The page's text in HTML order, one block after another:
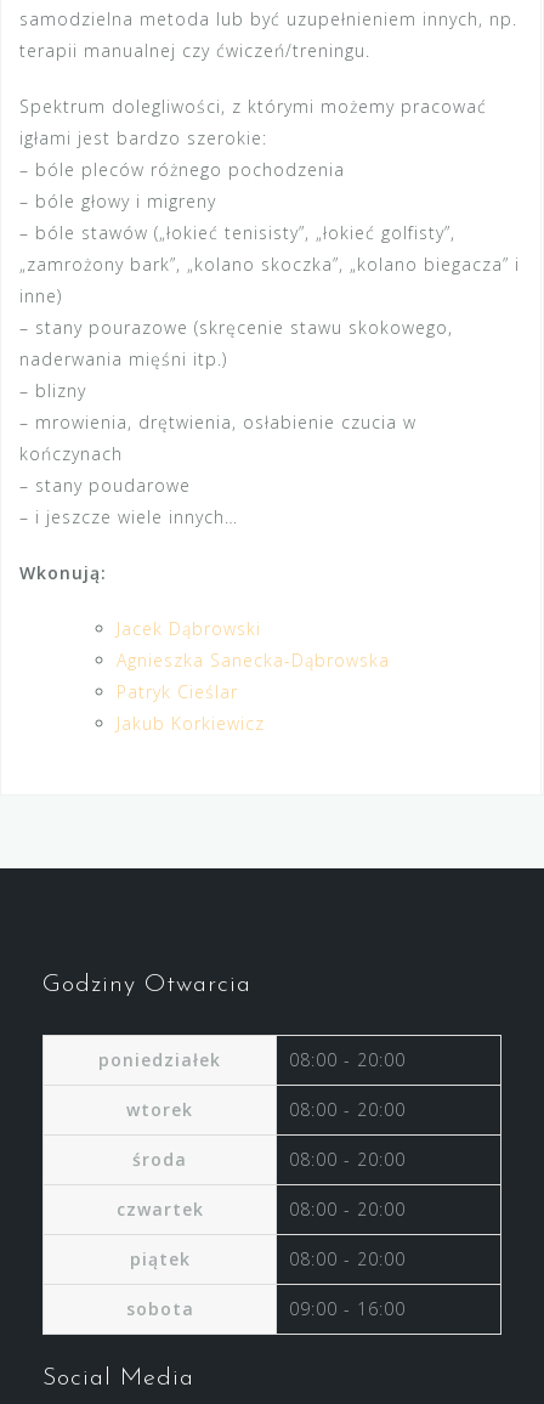
samodzielna metoda lub być uzupełnieniem innych, np.
terapii manualnej czy ćwiczeń/treningu.
Spektrum dolegliwości, z którymi możemy pracować
igłami jest bardzo szerokie:
– bóle pleców różnego pochodzenia
– bóle głowy i migreny
– bóle stawów („łokieć tenisisty”, „łokieć golfisty”,
„zamrożony bark”, „kolano skoczka”, „kolano biegacza” i
inne)
– stany pourazowe (skręcenie stawu skokowego,
naderwania mięśni itp.)
– blizny
– mrowienia, drętwienia, osłabienie czucia w
kończynach
– stany poudarowe
– i jeszcze wiele innych…
Wkonują:
Jacek Dąbrowski
Agnieszka Sanecka-Dąbrowska
Patryk Cieślar
Jakub Korkiewicz
Godziny Otwarcia
poniedziałek 08:00 - 20:00
wtorek 08:00 - 20:00
środa 08:00 - 20:00
czwartek 08:00 - 20:00
piątek 08:00 - 20:00
sobota 09:00 - 16:00
Social Media